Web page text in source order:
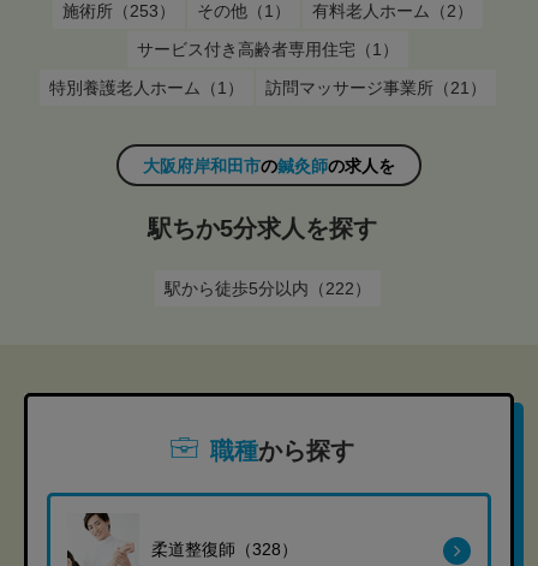
施術所（253）
その他（1）
有料老人ホーム（2）
サービス付き高齢者専用住宅（1）
特別養護老人ホーム（1）
訪問マッサージ事業所（21）
大阪府岸和田市の鍼灸師の求人を
駅ちか5分求人を探す
駅から徒歩5分以内（222）
職種から探す
柔道整復師（328）